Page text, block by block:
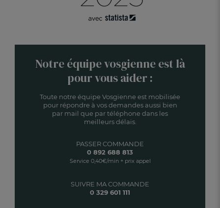
Notre équipe vosgienne est là
pour vous aider :
Toute notre équipe Vosgienne est mobilisée
pour répondre à vos demandes aussi bien
par mail que par téléphone dans les
meilleurs délais.
SUIVRE MA COMMANDE
0 329 601 111
PASSER COMMANDE
0 892 688 813
Service 0,40€/min + prix appel